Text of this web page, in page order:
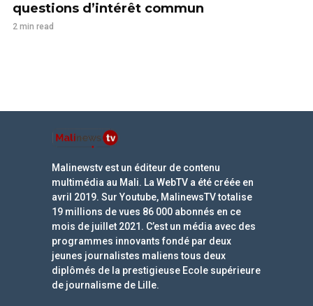
questions d’intérêt commun
2 min read
Malinewstv est un éditeur de contenu
multimédia au Mali. La WebTV a été créée en
avril 2019. Sur Youtube, MalinewsTV totalise
19 millions de vues 86 000 abonnés en ce
mois de juillet 2021. C’est un média avec des
programmes innovants fondé par deux
jeunes journalistes maliens tous deux
diplômés de la prestigieuse Ecole supérieure
de journalisme de Lille.